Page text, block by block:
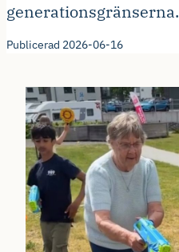
generationsgränserna.
Publicerad 2026-06-16